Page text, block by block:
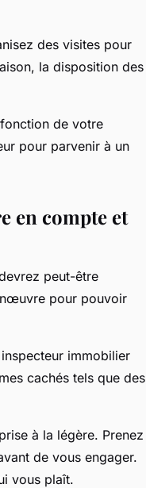
des visites pour
la disposition des
de votre
pour parvenir à un
en compte et
peut-être
pour pouvoir
immobilier
cachés tels que des
à la légère. Prenez
de vous engager.
vous plaît.